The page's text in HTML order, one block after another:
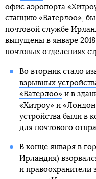
офис аэропорта
станцию «Ватерлоо»,
почтовой службе
выпущены в январе
почтовых отделениях
Во вторник стало
взрывных
«Ватерлоо»и в
«Хитроу» и
устройства были в
для почтового
В конце января в
Ирландия)
и правоохранители